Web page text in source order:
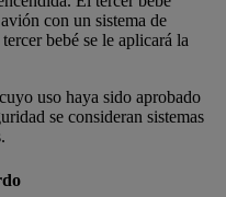
con un sistema de
bebé se le aplicará la
uso haya sido aprobado
se consideran sistemas